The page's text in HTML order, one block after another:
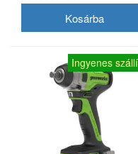
Ingyenes